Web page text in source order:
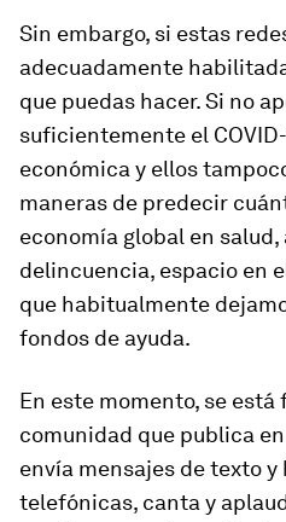
Sin embargo, si estas
adecuadamente
que puedas hacer. Si no
suficientemente el
económica y ellos
maneras de predecir
economía global en
delincuencia, espacio en
que habitualmente
fondos de ayuda.
En este momento, se está
comunidad que publica
envía mensajes de texto
telefónicas, canta y